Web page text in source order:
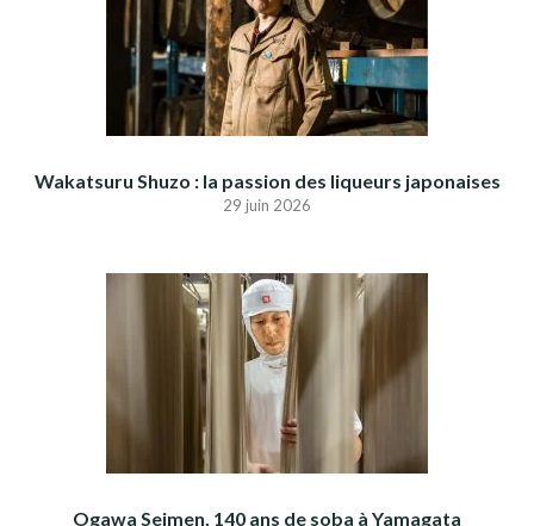
Wakatsuru Shuzo : la passion des liqueurs japonaises
29 juin 2026
Ogawa Seimen, 140 ans de soba à Yamagata